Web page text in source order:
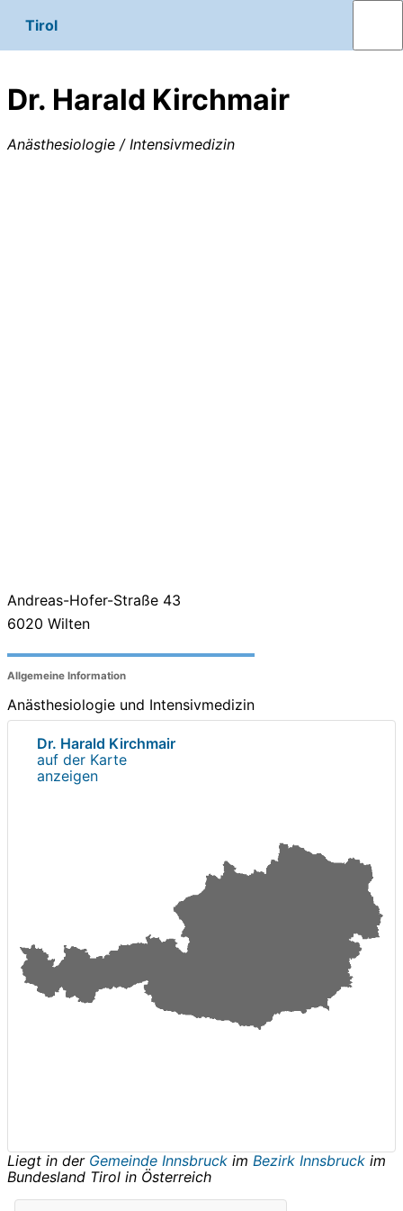
Tirol
Dr. Harald Kirchmair
Anästhesiologie / Intensivmedizin
Andreas-Hofer-Straße 43
6020 Wilten
Allgemeine Information
Anästhesiologie und Intensivmedizin
Dr. Harald Kirchmair
auf der Karte
anzeigen
Liegt in der Gemeinde Innsbruck im Bezirk Innsbruck im
Bundesland Tirol in Österreich